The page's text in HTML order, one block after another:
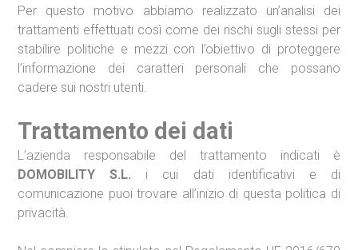
Per questo motivo abbiamo realizzato un’analisi dei
trattamenti effettuati così come dei rischi sugli stessi per
stabilire politiche e mezzi con l’obiettivo di proteggere
l’informazione dei caratteri personali che possano
cadere sui nostri utenti.
Trattamento dei dati
L’azienda responsabile del trattamento indicati è
DOMOBILITY S.L. i cui dati identificativi e di
comunicazione puoi trovare all’inizio di questa politica di
privacità.